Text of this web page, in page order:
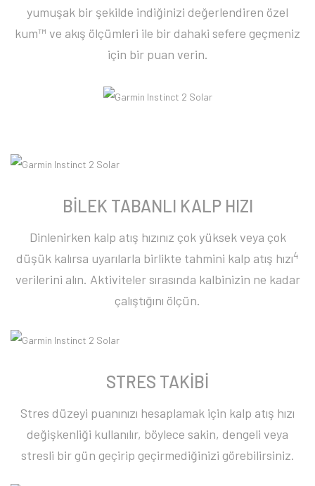
yumuşak bir şekilde indiğinizi değerlendiren özel
kum™ ve akış ölçümleri ile bir dahaki sefere geçmeniz
için bir puan verin.
BİLEK TABANLI KALP HIZI
Dinlenirken kalp atış hızınız çok yüksek veya çok
düşük kalırsa uyarılarla birlikte tahmini kalp atış hızı4
verilerini alın. Aktiviteler sırasında kalbinizin ne kadar
çalıştığını ölçün.
STRES TAKİBİ
Stres düzeyi puanınızı hesaplamak için kalp atış hızı
değişkenliği kullanılır, böylece sakin, dengeli veya
stresli bir gün geçirip geçirmediğinizi görebilirsiniz.